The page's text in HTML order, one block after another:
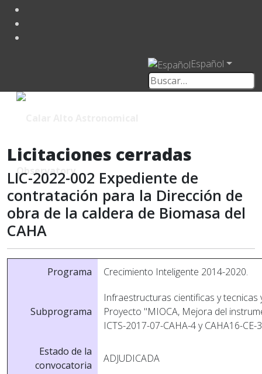
Español
Licitaciones cerradas
LIC-2022-002 Expediente de
contratación para la Dirección de
obra de la caldera de Biomasa del
CAHA
Programa Crecimiento Inteligente 2014-2020.
Subprograma
Infraestructuras cientificas y tecnicas
Proyecto "MIOCA, Mejora del
ICTS-2017-07-CAHA-4 y CAHA16-CE-
Estado de la
convocatoria
ADJUDICADA